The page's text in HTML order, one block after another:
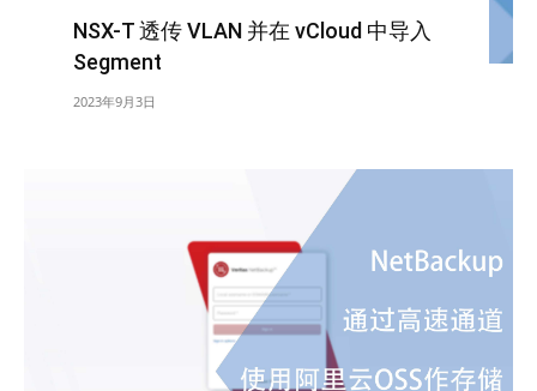
NSX-T 透传 VLAN 并在 vCloud 中导入
Segment
2023年9月3日